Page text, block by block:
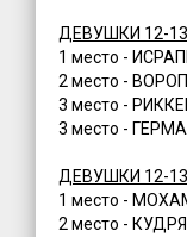
ДЕВУШКИ 12-13
1 место -
2 место -
3 место -
3 место -
ДЕВУШКИ 12-13
1 место -
2 место -